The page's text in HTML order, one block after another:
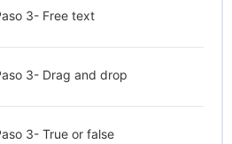
3- Free text
3- Drag and drop
3- True or false